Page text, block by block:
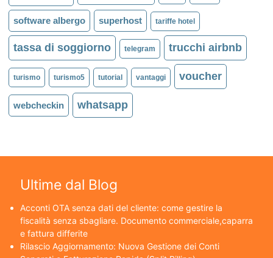
software albergo superhost tariffe hotel
tassa di soggiorno telegram trucchi airbnb
turismo turismo5 tutorial vantaggi voucher
webcheckin whatsapp
Ultime dal Blog
Acconti OTA senza dati del cliente: come gestire la
fiscalità senza sbagliare. Documento commerciale,caparra
e fattura differite
Rilascio Aggiornamento: Nuova Gestione dei Conti